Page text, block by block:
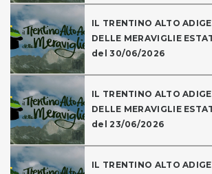
IL TRENTINO ALTO
DELLE MERAVIGLIE
del 30/06/2026
IL TRENTINO ALTO
DELLE MERAVIGLIE
del 23/06/2026
IL TRENTINO ALTO